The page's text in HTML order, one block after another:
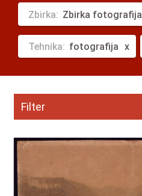
Zbirka: Zbirka fotografija
Tehnika: fotografija
Filter